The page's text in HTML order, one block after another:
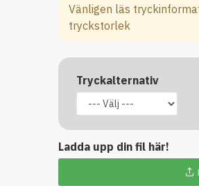
Vänligen läs
tryckstorlek
Tryckalternativ
Ladda upp din fil här!